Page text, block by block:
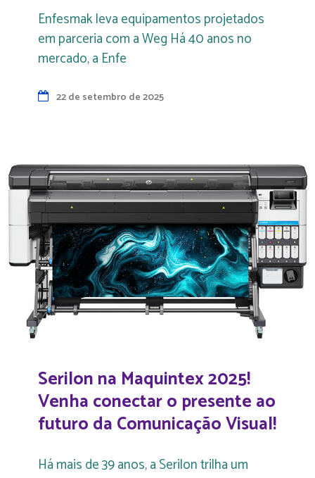
Enfesmak leva equipamentos projetados
em parceria com a Weg Há 40 anos no
mercado, a Enfe
22 de setembro de 2025
Serilon na Maquintex 2025!
Venha conectar o presente ao
futuro da Comunicação Visual!
Há mais de 39 anos, a Serilon trilha um